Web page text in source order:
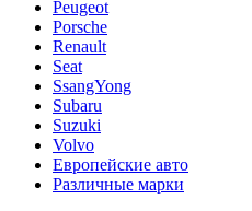
Peugeot
Porsche
Renault
Seat
SsangYong
Subaru
Suzuki
Volvo
Европейские авто
Различные марки